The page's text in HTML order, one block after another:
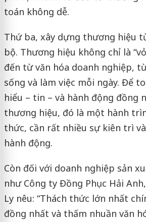
toán không dễ.
Thứ ba, xây dựng thương hiệu
bộ. Thương hiệu không chỉ là
đến từ văn hóa doanh nghiệp,
sống và làm việc mỗi ngày. Để
hiểu – tin – và hành động đồng
thương hiệu, đó là một hành
thức, cần rất nhiều sự kiên trì
hành động.
Còn đối với doanh nghiệp sản
như Công ty Đồng Phục Hải
Ly nêu: “Thách thức lớn nhất
đồng nhất và thấm nhuần văn